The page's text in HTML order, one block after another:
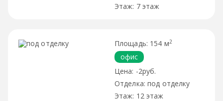
7 этаж
154 м2
офис
-2руб.
под отделку
12 этаж